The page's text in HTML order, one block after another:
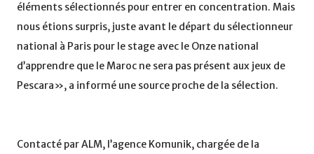
éléments sélectionnés pour entrer en concentration. Mais
nous étions surpris, juste avant le départ du sélectionneur
national à Paris pour le stage avec le Onze national
d’apprendre que le Maroc ne sera pas présent aux jeux de
Pescara», a informé une source proche de la sélection.
Contacté par ALM, l’agence Komunik, chargée de la